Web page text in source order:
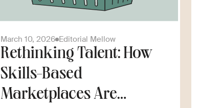
March 10, 2026 Editorial Mellow
Rethinking Talent: How
Skills-Based
Marketplaces Are